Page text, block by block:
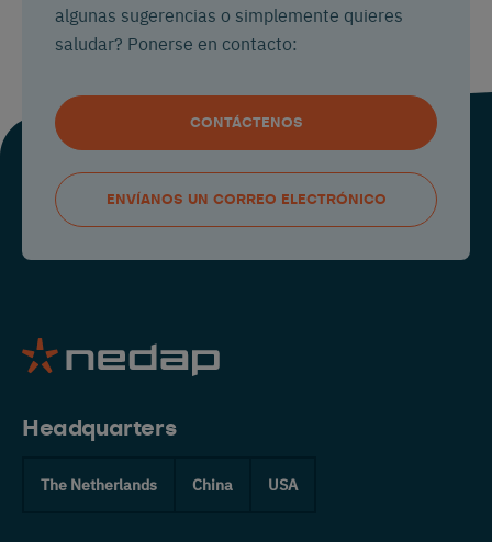
algunas sugerencias o simplemente quieres
saludar? Ponerse en contacto:
CONTÁCTENOS
ENVÍANOS UN CORREO ELECTRÓNICO
Headquarters
The Netherlands China USA